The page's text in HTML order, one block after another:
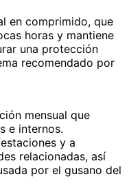
en comprimido, que
horas y mantiene
una protección
recomendado por
mensual que
e internos.
y a
relacionadas, así
por el gusano del